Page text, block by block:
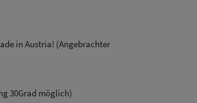
in Austria! (Angebrachter
30Grad möglich)